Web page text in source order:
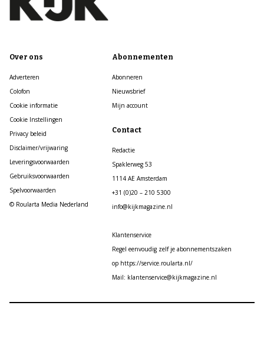
Over ons
Adverteren
Colofon
Cookie informatie
Cookie Instellingen
Privacy beleid
Disclaimer/vrijwaring
Leveringsvoorwaarden
Gebruiksvoorwaarden
Spelvoorwaarden
© Roularta Media Nederland
Abonnementen
Abonneren
Nieuwsbrief
Mijn account
Contact
Redactie
Spaklerweg 53
1114 AE Amsterdam
+31 (0)20 – 210 5300
info@kijkmagazine.nl
Klantenservice
Regel eenvoudig zelf je abonnementszaken
op https://service.roularta.nl/
Mail: klantenservice@kijkmagazine.nl